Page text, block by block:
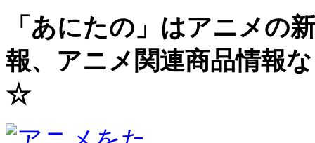
「あにたの」はアニメの
報、アニメ関連商品情報
☆